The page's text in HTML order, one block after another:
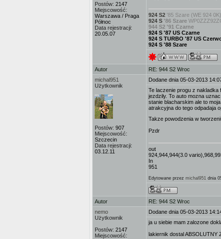
Postów: 2147
Miejscowość:
Warszawa / Praga
Północ
Data rejestracji:
20.05.07
924 S2 '85 Szare (WE 924
924 S '86 Szare
944 S2 '91 Czarne
924 S '87 US Czarne
924 S TURBO '87 US
924 S '88 Szare
Autor
RE: 944 S2 Wroc
michal951
Użytkownik
Postów: 907
Miejscowość:
Szczecin
Data rejestracji:
03.12.11
Dodane dnia 05-03-2013
Te laczenie progu z
jezdzily. To auto mozna
stanie blacharskim ale to
atrakcyjna do tego odpadaja
Takze powodzenia w
Pzdr
out
924,944,944(3.0
In
951
Edytowane przez michal951 dnia
Autor
RE: 944 S2 Wroc
nemo
Użytkownik
Postów: 2147
Miejscowość:
Dodane dnia 05-03-2013
ja u siebie mam zalozone
lakiernik dostal ABSOLUTNY